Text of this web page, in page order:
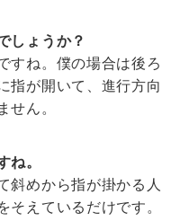
しょうか？
すね。僕の場合は後ろ
指が開いて、進行方向
せん。
ね。
斜めから指が掛かる人
そえているだけです。